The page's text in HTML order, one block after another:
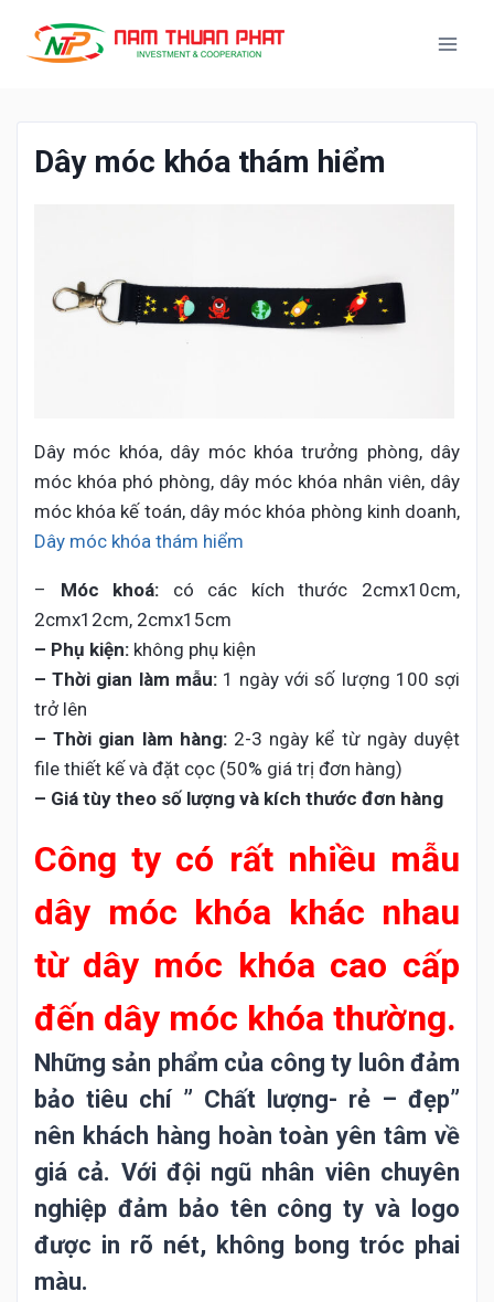
Dây móc khóa thám hiểm
Dây móc khóa, dây móc khóa trưởng phòng, dây
móc khóa phó phòng, dây móc khóa nhân viên, dây
móc khóa kế toán, dây móc khóa phòng kinh doanh,
Dây móc khóa thám hiểm
– Móc khoá: có các kích thước 2cmx10cm,
2cmx12cm, 2cmx15cm
– Phụ kiện: không phụ kiện
– Thời gian làm mẫu:1 ngày với số lượng 100 sợi
trở lên
– Thời gian làm hàng:2-3 ngày kể từ ngày duyệt
file thiết kế và đặt cọc (50% giá trị đơn hàng)
– Giá tùy theo số lượng và kích thước đơn hàng
Công ty có rất nhiều mẫu
dây móc khóa khác nhau
từ dây móc khóa cao cấp
đến dây móc khóa thường.
Những sản phẩm của công ty luôn đảm
bảo tiêu chí ” Chất lượng- rẻ – đẹp”
nên khách hàng hoàn toàn yên tâm về
giá cả. Với đội ngũ nhân viên chuyên
nghiệp đảm bảo tên công ty và logo
được in rõ nét, không bong tróc phai
màu.